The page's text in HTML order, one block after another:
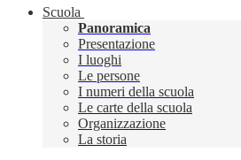
Scuola
Panoramica
Presentazione
I luoghi
Le persone
I numeri della scuola
Le carte della scuola
Organizzazione
La storia